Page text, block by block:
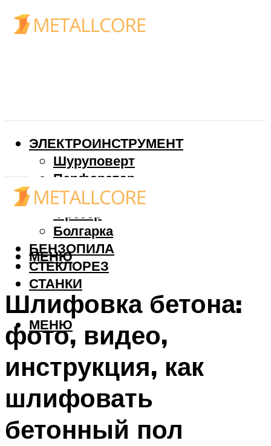
ЭЛЕКТРОИНСТРУМЕНТ
Шуруповерт
Перфоратор
Дрель
Фрезер
Болгарка
БЕНЗОПИЛА
СТЕКЛОРЕЗ
СТАНКИ
МЕНЮ
МЕНЮ
Шлифовка бетона:
фото, видео,
инструкция, как
шлифовать
бетонный пол